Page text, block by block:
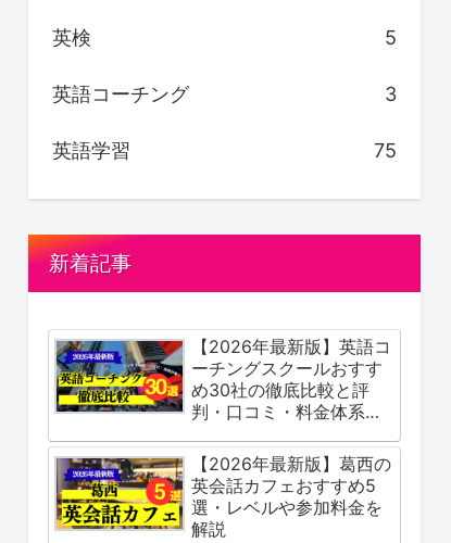
英検 5
英語コーチング 3
英語学習 75
新着記事
【2026年最新版】英語コ
ーチングスクールおすす
め30社の徹底比較と評
判・口コミ・料金体系を
【2026年最新版】葛西の
英会話カフェおすすめ5
選・レベルや参加料金を
解説